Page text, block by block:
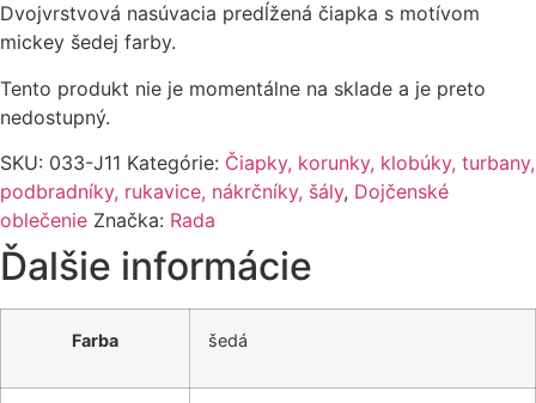
Dvojvrstvová nasúvacia predĺžená čiapka s motívom
mickey šedej farby.
Tento produkt nie je momentálne na sklade a je preto
nedostupný.
SKU: 033-J11 Kategórie: Čiapky, korunky, klobúky, turbany,
podbradníky, rukavice, nákrčníky, šály, Dojčenské
oblečenie Značka: Rada
Ďalšie informácie
Farba šedá